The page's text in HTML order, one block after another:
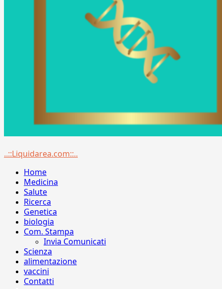
Menu
..::Liquidarea.com::..
Home
Medicina
Salute
Ricerca
Genetica
biologia
Com. Stampa
Invia Comunicati
Scienza
alimentazione
vaccini
Contatti